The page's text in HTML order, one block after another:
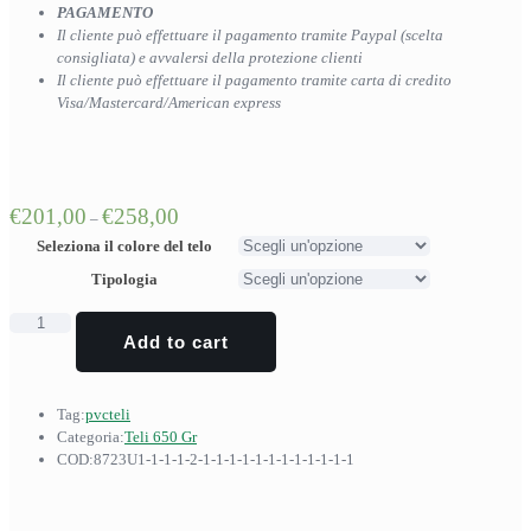
PAGAMENTO
Il cliente può effettuare il pagamento tramite Paypal (scelta
consigliata) e avvalersi della protezione clienti
Il cliente può effettuare il pagamento tramite carta di credito
Visa/Mastercard/American express
€201,00 – €258,00
Seleziona il colore del telo
Tipologia
Telone
esterno
Add to cart
Tag:pvcteli
Categoria:Teli 650 Gr
COD:8723U1-1-1-1-2-1-1-1-1-1-1-1-1-1-1-1-1